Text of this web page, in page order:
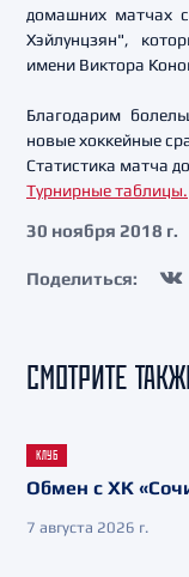
домашних матчах
Хэйлунцзян",
имени Виктора
Благодарим
новые хоккейные
Статистика матча
Турнирные таблицы.
30 ноября 2018 г.
Поделиться:
СМОТРИТЕ
КЛУБ
Обмен с ХК
7 августа 2026 г.